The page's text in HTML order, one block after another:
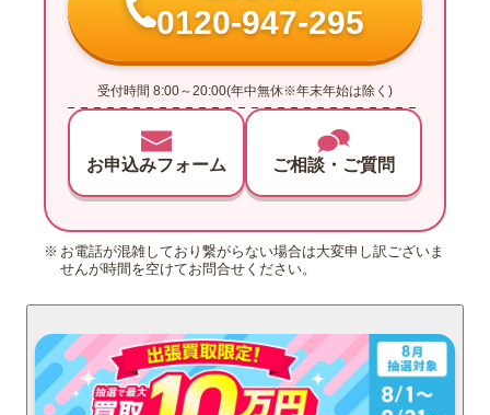
0120-947-295
受付時間 8:00～20:00(年中無休※年末年始は除く)
お申込みフォーム ご相談・ご質問
お電話が混雑しており繋がらない場合は大変申し訳ございま
せんが時間を空けてお問合せください。